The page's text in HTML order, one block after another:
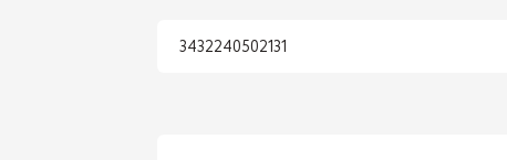
3432240502131